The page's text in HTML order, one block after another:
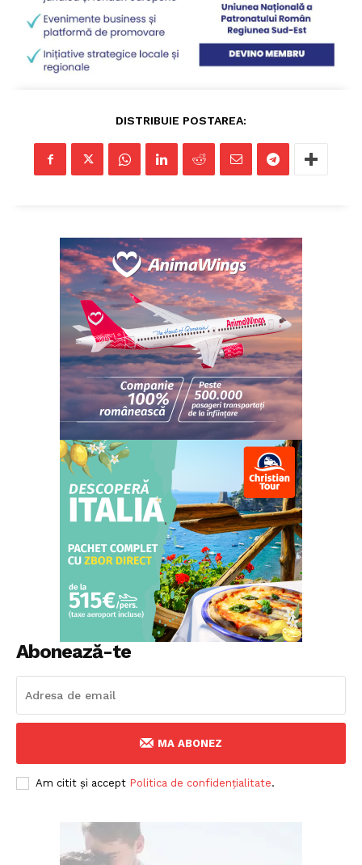
DISTRIBUIE POSTAREA:
Abonează-te
MA ABONEZ
Am citit și accept Politica de confidențialitate.